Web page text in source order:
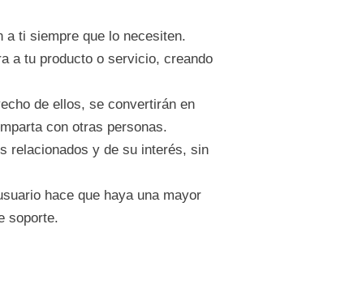
a ti siempre que lo necesiten.
a tu producto o servicio, creando
de ellos, se convertirán en
con otras personas.
relacionados y de su interés, sin
hace que haya una mayor
soporte.